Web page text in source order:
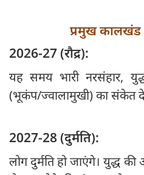
प्रमुख
2026-27 (रौद्र):
यह समय भारी नरसंहार,
(भूकंप/ज्वालामुखी) का संकेत
2027-28 (दुर्मति):
लोग दुर्मति हो जाएंगे। युद्ध